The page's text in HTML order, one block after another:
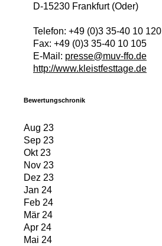
D-15230 Frankfurt (Oder)
Telefon: +49 (0)3 35-40 10 120
Fax: +49 (0)3 35-40 10 105
E-Mail: presse@muv-ffo.de
http://www.kleistfesttage.de
Bewertungschronik
Aug 23
Sep 23
Okt 23
Nov 23
Dez 23
Jan 24
Feb 24
Mär 24
Apr 24
Mai 24